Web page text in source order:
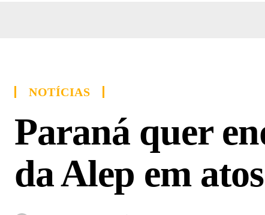
NOTÍCIAS
Paraná quer
da Alep em